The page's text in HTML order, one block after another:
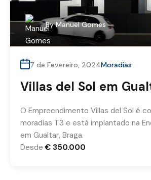
By Manuel Gomes
7 de Fevereiro, 2024Moradias
Villas del Sol em
O Empreendimento Villas del Sol é
moradias T3 e está implantado na
em Gualtar, Braga.
Desde€ 350.000